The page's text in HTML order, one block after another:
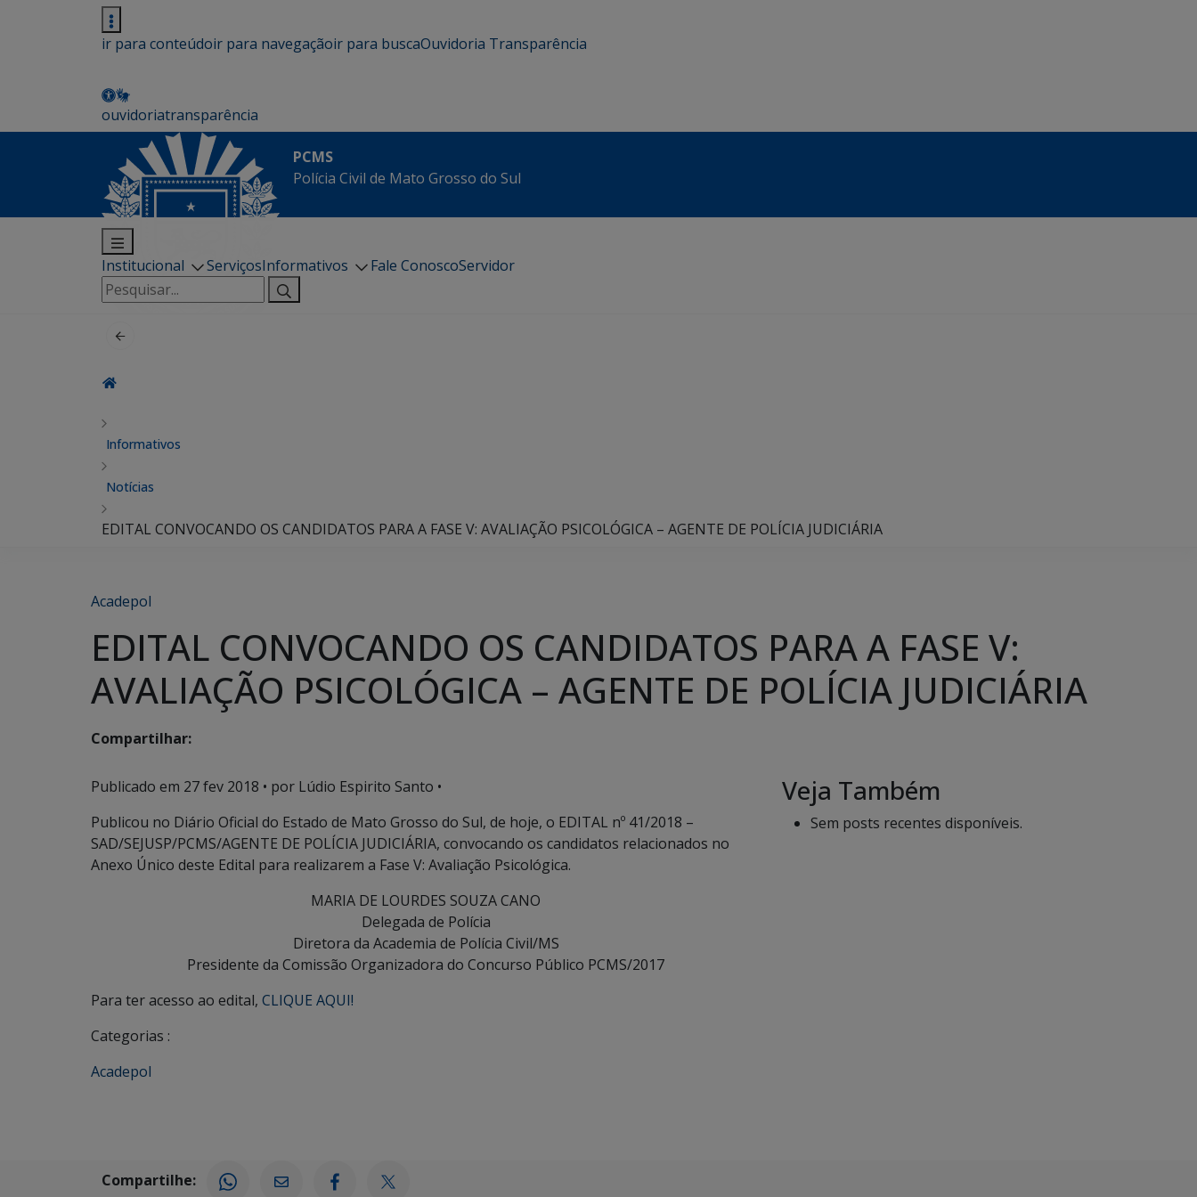
ir para conteúdoir para navegaçãoir para buscaOuvidoria Transparência
ouvidoriatransparência
PCMS
Polícia Civil de Mato Grosso do Sul
Institucional ServiçosInformativos Fale ConoscoServidor
Pesquisar
por:
Informativos
Notícias
EDITAL CONVOCANDO OS CANDIDATOS PARA A FASE V: AVALIAÇÃO PSICOLÓGICA – AGENTE DE POLÍCIA JUDICIÁRIA
Acadepol
EDITAL CONVOCANDO OS CANDIDATOS PARA A FASE V:
AVALIAÇÃO PSICOLÓGICA – AGENTE DE POLÍCIA JUDICIÁRIA
Compartilhar:
Publicado em 27 fev 2018 • por Lúdio Espirito Santo •
Publicou no Diário Oficial do Estado de Mato Grosso do Sul, de hoje, o EDITAL nº 41/2018 –
SAD/SEJUSP/PCMS/AGENTE DE POLÍCIA JUDICIÁRIA, convocando os candidatos relacionados no
Anexo Único deste Edital para realizarem a Fase V: Avaliação Psicológica.
MARIA DE LOURDES SOUZA CANO
Delegada de Polícia
Diretora da Academia de Polícia Civil/MS
Presidente da Comissão Organizadora do Concurso Público PCMS/2017
Para ter acesso ao edital, CLIQUE AQUI!
Categorias :
Acadepol
Veja Também
Sem posts recentes disponíveis.
Compartilhe: